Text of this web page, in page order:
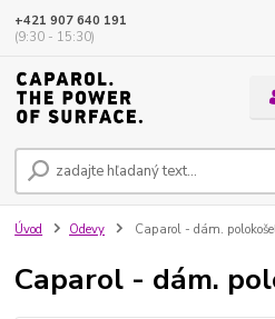
+421 907 640 191
(9:30 - 15:30)
Úvod Odevy Caparol - dám.
Caparol - dám.